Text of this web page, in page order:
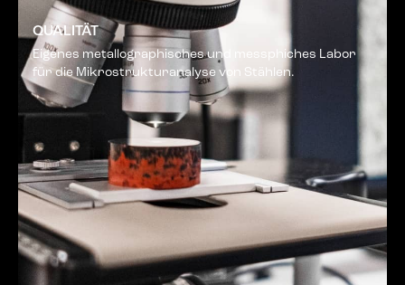
QUALITÄT
Eigenes metallographisches und messphiches Labor
für die Mikrostrukturanalyse von Stählen.